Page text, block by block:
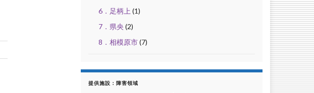
6．足柄上 (1)
7．県央 (2)
8．相模原市(7)
提供施設：障害領域